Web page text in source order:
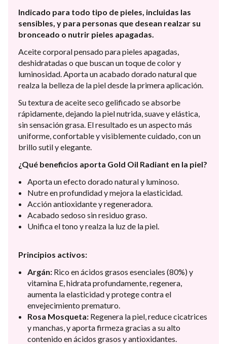
Indicado para todo tipo de pieles, incluidas las
sensibles, y para personas que desean realzar su
bronceado o nutrir pieles apagadas.
Aceite corporal pensado para pieles apagadas,
deshidratadas o que buscan un toque de color y
luminosidad. Aporta un acabado dorado natural que
realza la belleza de la piel desde la primera aplicación.
Su textura de aceite seco gelificado se absorbe
rápidamente, dejando la piel nutrida, suave y elástica,
sin sensación grasa. El resultado es un aspecto más
uniforme, confortable y visiblemente cuidado, con un
brillo sutil y elegante.
¿Qué beneficios aporta Gold Oil Radiant en la piel?
Aporta un efecto dorado natural y luminoso.
Nutre en profundidad y mejora la elasticidad.
Acción antioxidante y regeneradora.
Acabado sedoso sin residuo graso.
Unifica el tono y realza la luz de la piel.
Principios activos:
Argán: Rico en ácidos grasos esenciales (80%) y
vitamina E, hidrata profundamente, regenera,
aumenta la elasticidad y protege contra el
envejecimiento prematuro.
Rosa Mosqueta: Regenera la piel, reduce cicatrices
y manchas, y aporta firmeza gracias a su alto
contenido en ácidos grasos y antioxidantes.